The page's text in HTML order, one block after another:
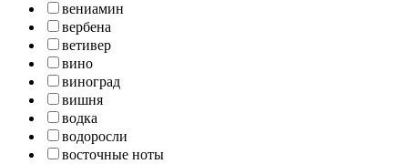
вениамин
вербена
ветивер
вино
виноград
вишня
водка
водоросли
восточные ноты